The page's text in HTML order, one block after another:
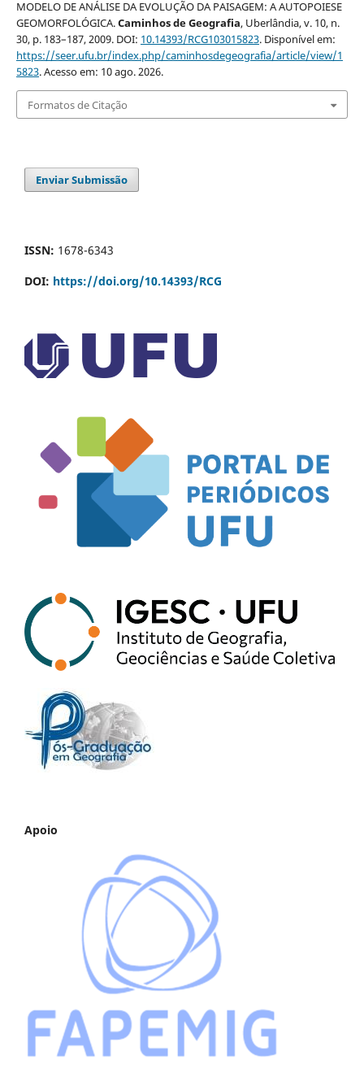
MODELO DE ANÁLISE DA EVOLUÇÃO DA PAISAGEM: A AUTOPOIESE
GEOMORFOLÓGICA.Caminhos de Geografia, Uberlândia, v. 10, n.
30, p. 183–187, 2009. DOI: 10.14393/RCG103015823. Disponível em:
https://seer.ufu.br/index.php/caminhosdegeografia/article/view/1
5823. Acesso em: 10 ago. 2026.
Formatos de Citação
Enviar Submissão
ISSN: 1678-6343
DOI: https://doi.org/10.14393/RCG
Apoio